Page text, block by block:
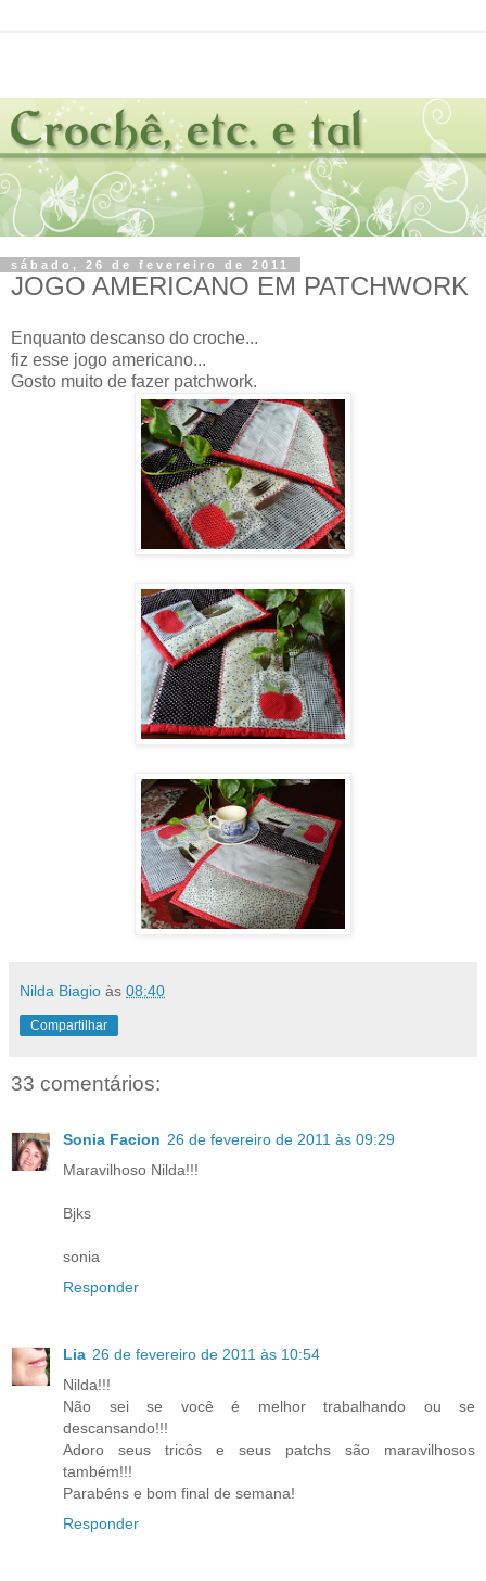
sábado, 26 de fevereiro de 2011
JOGO AMERICANO EM PATCHWORK
Enquanto descanso do croche...
fiz esse jogo americano...
Gosto muito de fazer patchwork.
Nilda Biagio às 08:40
Compartilhar
33 comentários:
Sonia Facion 26 de fevereiro de 2011 às 09:29
Maravilhoso Nilda!!!
Bjks
sonia
Responder
Lia 26 de fevereiro de 2011 às 10:54
Nilda!!!
Não sei se você é melhor trabalhando ou se
descansando!!!
Adoro seus tricôs e seus patchs são maravilhosos
também!!!
Parabéns e bom final de semana!
Responder